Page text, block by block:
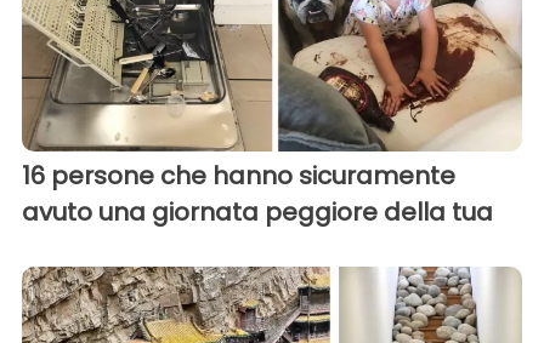
16 persone che hanno sicuramente
avuto una giornata peggiore della tua